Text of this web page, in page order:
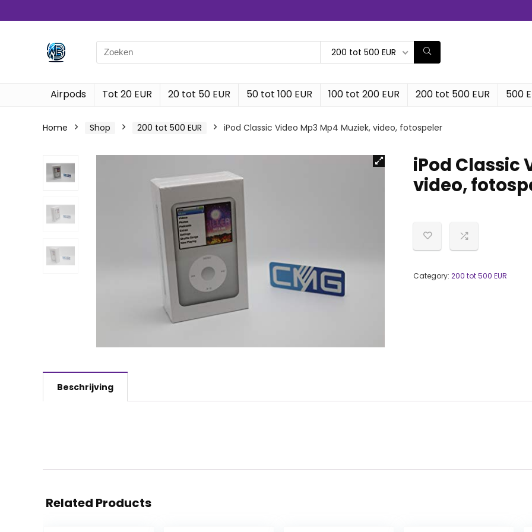
Search
for:
200 tot 500 EUR
Airpods Tot 20 EUR 20 tot 50 EUR 50 tot 100 EUR 100 tot 200 EUR 200 tot 500 EUR 500
Home Shop 200 tot 500 EUR iPod Classic Video Mp3 Mp4 Muziek, video, fotospeler
iPod Classic
video,
Category: 200 tot 500 EUR
Beschrijving
Related Products